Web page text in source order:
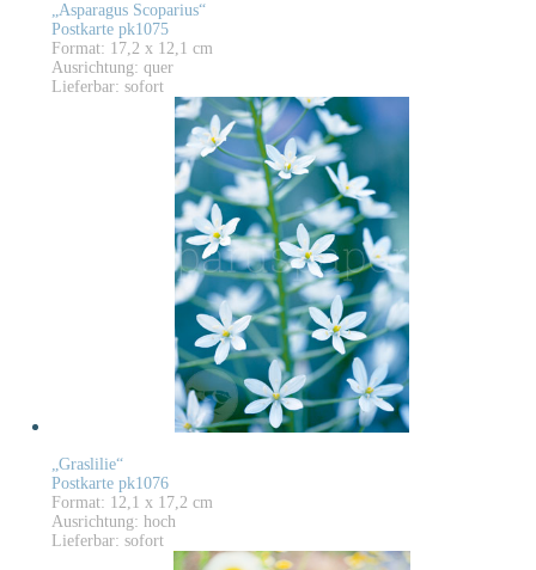
„Asparagus Scoparius“
Postkarte pk1075
Format: 17,2 x 12,1 cm
Ausrichtung: quer
Lieferbar: sofort
„Graslilie“
Postkarte pk1076
Format: 12,1 x 17,2 cm
Ausrichtung: hoch
Lieferbar: sofort